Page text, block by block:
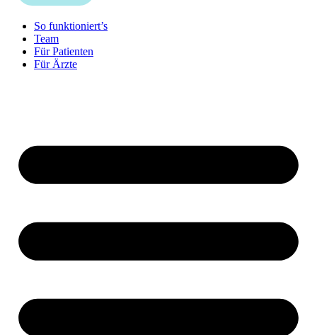
So funktioniert’s
Team
Für Patienten
Für Ärzte